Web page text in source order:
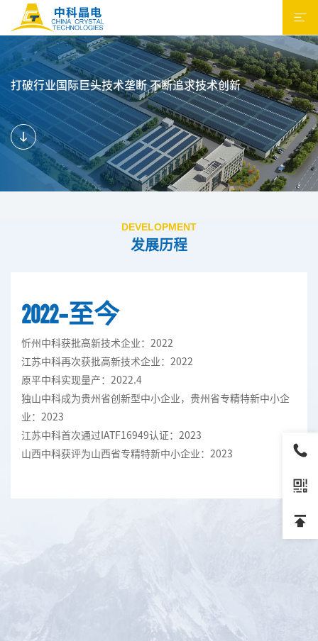
打破行业国际巨头技术垄断 不断追求技术创新
DEVELOPMENT
发展历程
2022-至今
忻州中科获批高新技术企业：2022
江苏中科再次获批高新技术企业：2022
原平中科实现量产：2022.4
独山中科成为贵州省创新型中小企业，贵州省专精特新中小企
业：2023
江苏中科首次通过IATF16949认证：2023
山西中科获评为山西省专精特新中小企业：2023